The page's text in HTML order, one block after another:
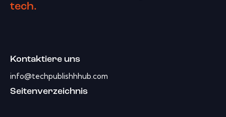
tech.
Kontaktiere uns
info@techpublishhhub.com
Seitenverzeichnis